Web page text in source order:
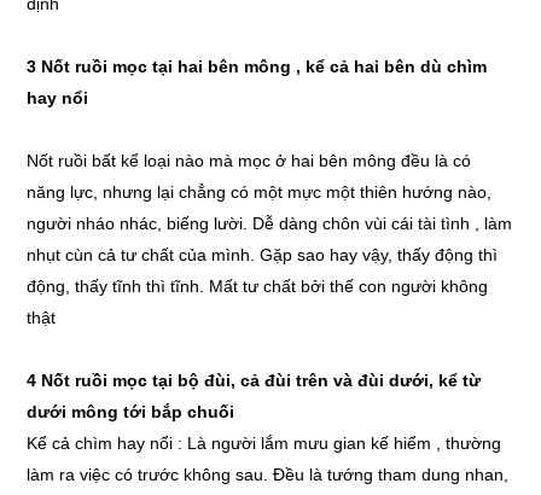
3 Nốt ruồi mọc tại hai bên mông , kể cả hai bên dù chìm
hay nổi
Nốt ruồi bất kể loại nào mà mọc ở hai bên mông đều là có
năng lực, nhưng lại chẳng có một mực một thiên hướng nào,
người nháo nhác, biếng lười. Dễ dàng chôn vùi cái tài tình , làm
nhụt cùn cả tư chất của mình. Gặp sao hay vậy, thấy động thì
động, thấy tĩnh thì tĩnh. Mất tư chất bởi thế con người không
thật
4 Nốt ruồi mọc tại bộ đùi, cả đùi trên và đùi dưới, kể từ
dưới mông tới bắp chuối
Kể cả chìm hay nổi : Là người lắm mưu gian kế hiểm , thường
làm ra việc có trước không sau. Đều là tướng tham dung nhan,